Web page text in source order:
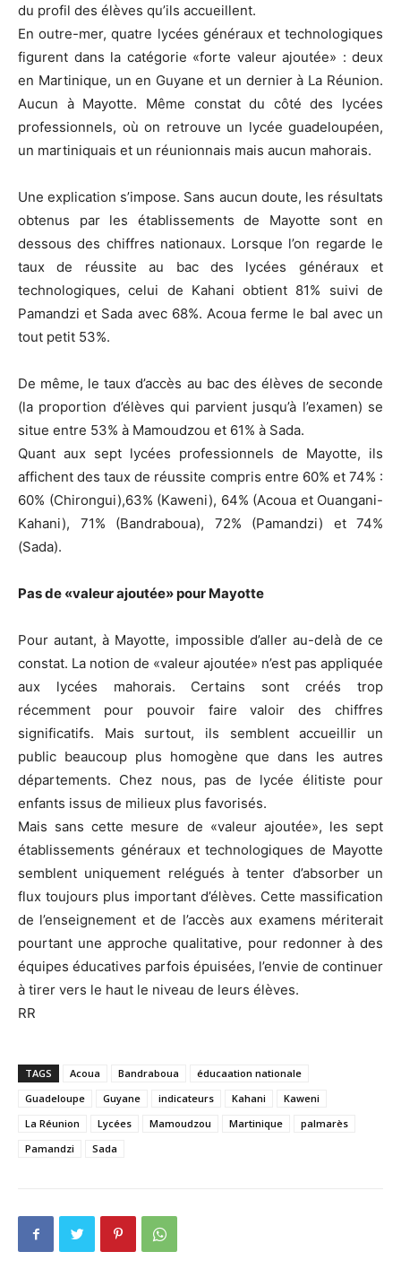
du profil des élèves qu’ils accueillent.
En outre-mer, quatre lycées généraux et technologiques
figurent dans la catégorie «forte valeur ajoutée» : deux
en Martinique, un en Guyane et un dernier à La Réunion.
Aucun à Mayotte. Même constat du côté des lycées
professionnels, où on retrouve un lycée guadeloupéen,
un martiniquais et un réunionnais mais aucun mahorais.
Une explication s’impose. Sans aucun doute, les résultats
obtenus par les établissements de Mayotte sont en
dessous des chiffres nationaux. Lorsque l’on regarde le
taux de réussite au bac des lycées généraux et
technologiques, celui de Kahani obtient 81% suivi de
Pamandzi et Sada avec 68%. Acoua ferme le bal avec un
tout petit 53%.
De même, le taux d’accès au bac des élèves de seconde
(la proportion d’élèves qui parvient jusqu’à l’examen) se
situe entre 53% à Mamoudzou et 61% à Sada.
Quant aux sept lycées professionnels de Mayotte, ils
affichent des taux de réussite compris entre 60% et 74% :
60% (Chirongui),63% (Kaweni), 64% (Acoua et Ouangani-
Kahani), 71% (Bandraboua), 72% (Pamandzi) et 74%
(Sada).
Pas de «valeur ajoutée» pour Mayotte
Pour autant, à Mayotte, impossible d’aller au-delà de ce
constat. La notion de «valeur ajoutée» n’est pas appliquée
aux lycées mahorais. Certains sont créés trop
récemment pour pouvoir faire valoir des chiffres
significatifs. Mais surtout, ils semblent accueillir un
public beaucoup plus homogène que dans les autres
départements. Chez nous, pas de lycée élitiste pour
enfants issus de milieux plus favorisés.
Mais sans cette mesure de «valeur ajoutée», les sept
établissements généraux et technologiques de Mayotte
semblent uniquement relégués à tenter d’absorber un
flux toujours plus important d’élèves. Cette massification
de l’enseignement et de l’accès aux examens mériterait
pourtant une approche qualitative, pour redonner à des
équipes éducatives parfois épuisées, l’envie de continuer
à tirer vers le haut le niveau de leurs élèves.
RR
TAGS Acoua Bandraboua
éducaation nationale
Guadeloupe
Guyane indicateurs Kahani
Kaweni
La Réunion
Lycées Mamoudzou Martinique
palmarès
Pamandzi
Sada